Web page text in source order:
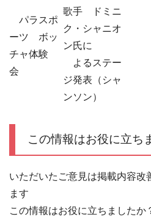
パラスポ
ーツ ボッ
チャ体験
会
歌手 ドミニ
ク・シャニオ
ン氏に
よるステー
ジ発表（シャ
ンソン）
この情報はお役に立ち
いただいたご意見は掲載内容改
ます
この情報はお役に立ちましたか